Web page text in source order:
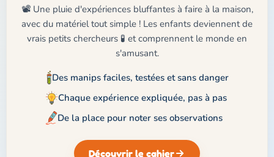
📽️ Une pluie d'expériences bluffantes à faire à la maison,
avec du matériel tout simple ! Les enfants deviennent de
vrais petits chercheurs 🧪 et comprennent le monde en
s'amusant.
Des manips faciles, testées et sans danger
Chaque expérience expliquée, pas à pas
De la place pour noter ses observations
Découvrir le cahier